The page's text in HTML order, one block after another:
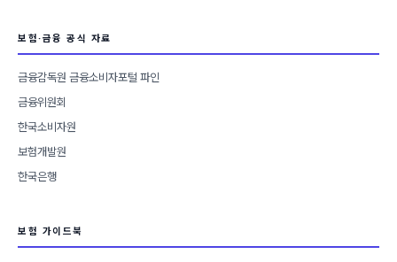
보험·금융 공식 자료
금융감독원 금융소비자포털 파인
금융위원회
한국소비자원
보험개발원
한국은행
보험 가이드북